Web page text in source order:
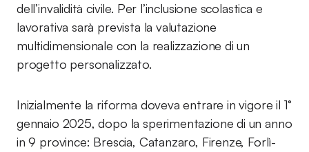
dell’invalidità civile. Per l’inclusione scolastica e
lavorativa sarà prevista la valutazione
multidimensionale con la realizzazione di un
progetto personalizzato.
Inizialmente la riforma doveva entrare in vigore il 1°
gennaio 2025, dopo la sperimentazione di un anno
in 9 province: Brescia, Catanzaro, Firenze, Forlì-